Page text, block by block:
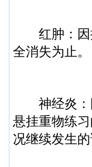
红肿：因
全消失为止。
神经炎：
悬挂重物练
况继续发生